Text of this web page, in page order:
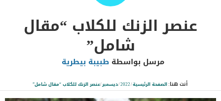
عنصر الزنك للكلاب “مقال
شامل”
مرسل بواسطة طبيبة بيطرية
أنت هنا:الصفحة الرئيسية/
2022
/ديسمبر/عنصر الزنك للكلاب “مقال شامل”